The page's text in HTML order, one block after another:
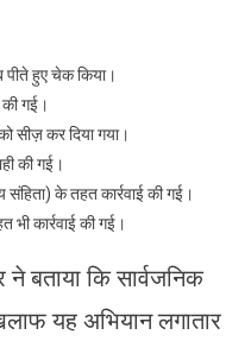
पीते हुए चेक किया।
गई।
सीज़ कर दिया गया।
की गई।
संहिता) के तहत कार्रवाई की गई।
कार्रवाई की गई।
ने बताया कि सार्वजनिक
यह अभियान लगातार